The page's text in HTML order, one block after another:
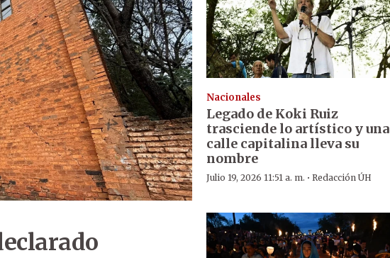
Nacionales
Legado de Koki Ruiz
trasciende lo artístico y una
calle capitalina lleva su
nombre
Julio 19, 2026 11:51 a. m. · Redacción ÚH